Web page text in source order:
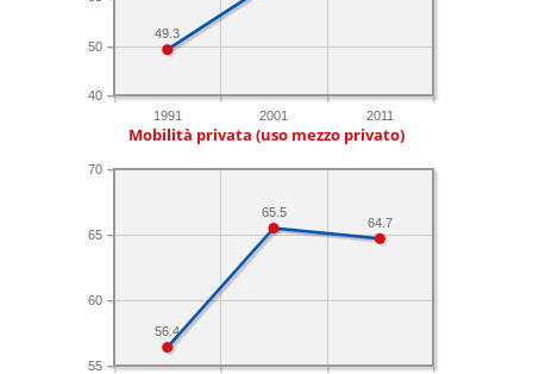
1991 2001 2011
40
50
49.3
Mobilità privata (uso mezzo privato)
55
60
65
70
64.7
65.5
56.4